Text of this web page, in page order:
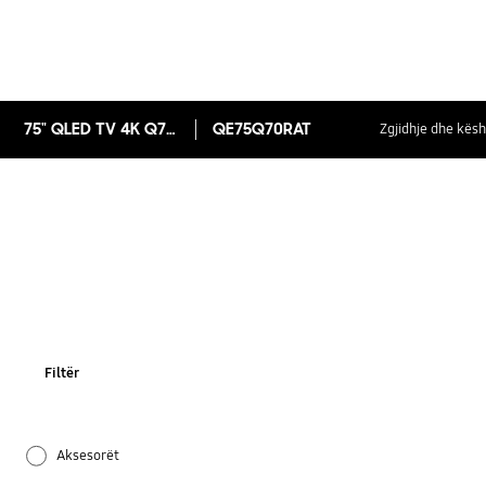
75" QLED TV 4K Q70R, Seria 7 QE75Q70RAT Zgjidhje dhe
Filtër
Aksesorët